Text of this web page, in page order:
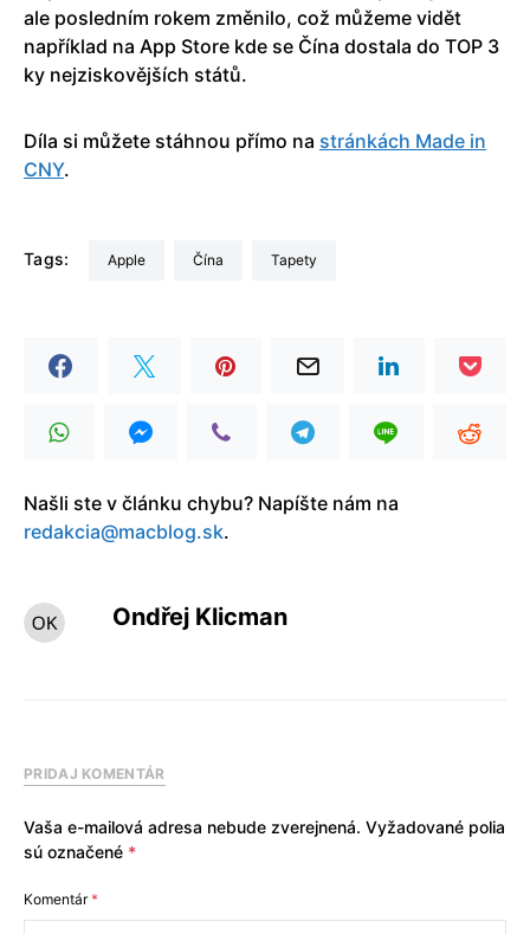
ale posledním rokem změnilo, což můžeme vidět
například na App Store kde se Čína dostala do TOP 3
ky nejziskovějších států.
Díla si můžete stáhnou přímo na stránkách Made in
CNY.
Tags: Apple Čína tapety
Našli ste v článku chybu? Napíšte nám na
redakcia@macblog.sk.
Ondřej Klicman
PRIDAJ KOMENTÁR
Vaša e-mailová adresa nebude zverejnená. Vyžadované polia
sú označené *
Komentár*